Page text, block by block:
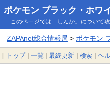
ポケモン ブラック・ホワ
このページでは「しんか」について攻
ZAPAnet総合情報局 > ポケモン
[ トップ| 一覧 | 最終更新 | 検索 | ヘ